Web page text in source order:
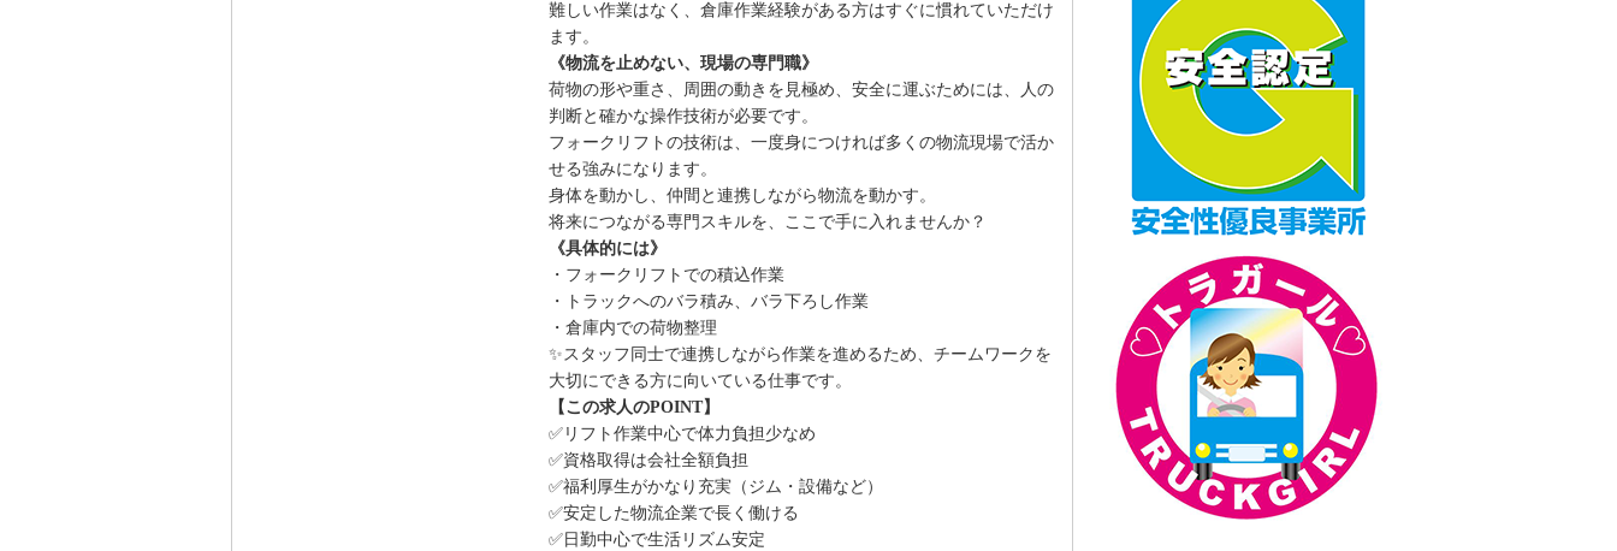
難しい作業はなく、倉庫作業経験がある方はすぐに慣れていただけ
ます。
《物流を止めない、現場の専門職》
荷物の形や重さ、周囲の動きを見極め、安全に運ぶためには、人の
判断と確かな操作技術が必要です。
フォークリフトの技術は、一度身につければ多くの物流現場で活か
せる強みになります。
身体を動かし、仲間と連携しながら物流を動かす。
将来につながる専門スキルを、ここで手に入れませんか？
《具体的には》
・フォークリフトでの積込作業
・トラックへのバラ積み、バラ下ろし作業
・倉庫内での荷物整理
✨スタッフ同士で連携しながら作業を進めるため、チームワークを
大切にできる方に向いている仕事です。
【この求人のPOINT】
✅リフト作業中心で体力負担少なめ
✅資格取得は会社全額負担
✅福利厚生がかなり充実（ジム・設備など）
✅安定した物流企業で長く働ける
✅日勤中心で生活リズム安定